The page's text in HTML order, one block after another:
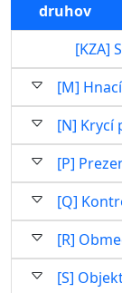
druhov
[KZA]
[M]
[N] Krycí
[P]
[Q]
[R]
[S]